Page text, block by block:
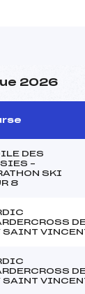
2026
DES
–
SKI
8
SAINT
SAINT